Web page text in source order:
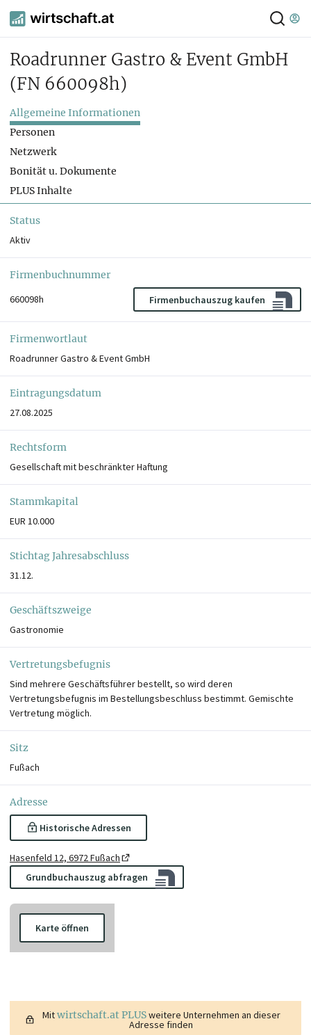
Roadrunner Gastro & Event GmbH
(FN 660098h)
Allgemeine Informationen
Personen
Netzwerk
Bonität u. Dokumente
PLUS Inhalte
Status
Aktiv
Firmenbuchnummer
660098h
Firmenbuchauszug kaufen
Firmenwortlaut
Roadrunner Gastro & Event GmbH
Eintragungsdatum
27.08.2025
Rechtsform
Gesellschaft mit beschränkter Haftung
Stammkapital
EUR 10.000
Stichtag Jahresabschluss
31.12.
Geschäftszweige
Gastronomie
Vertretungsbefugnis
Sind mehrere Geschäftsführer bestellt, so wird deren
Vertretungsbefugnis im Bestellungsbeschluss bestimmt. Gemischte
Vertretung möglich.
Sitz
Fußach
Adresse
Historische Adressen
Hasenfeld 12, 6972 Fußach
Grundbuchauszug abfragen
Karte öffnen
Mitwirtschaft.at PLUSweitere Unternehmen an dieser
Adresse finden